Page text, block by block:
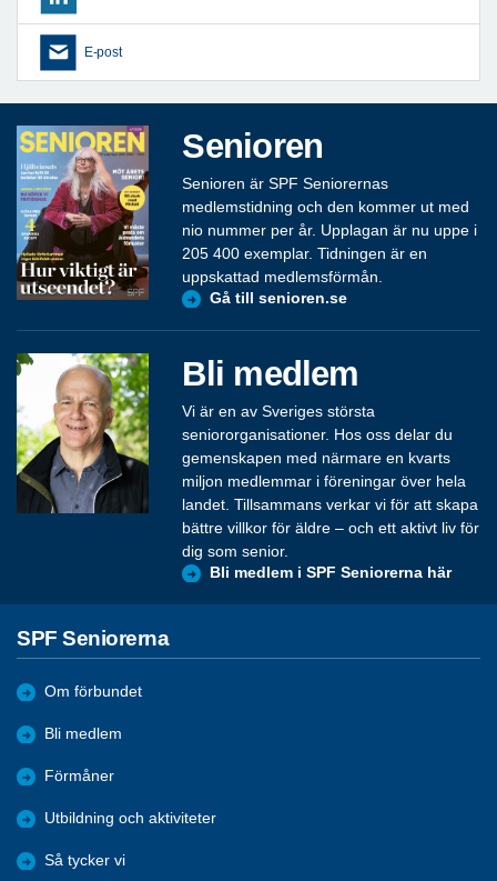
E-post
Senioren
Senioren är SPF Seniorernas
medlemstidning och den kommer ut med
nio nummer per år. Upplagan är nu uppe i
205 400 exemplar. Tidningen är en
uppskattad medlemsförmån.
Gå till senioren.se
Bli medlem
Vi är en av Sveriges största
seniororganisationer. Hos oss delar du
gemenskapen med närmare en kvarts
miljon medlemmar i föreningar över hela
landet. Tillsammans verkar vi för att skapa
bättre villkor för äldre – och ett aktivt liv för
dig som senior.
Bli medlem i SPF Seniorerna här
SPF Seniorerna
Om förbundet
Bli medlem
Förmåner
Utbildning och aktiviteter
Så tycker vi